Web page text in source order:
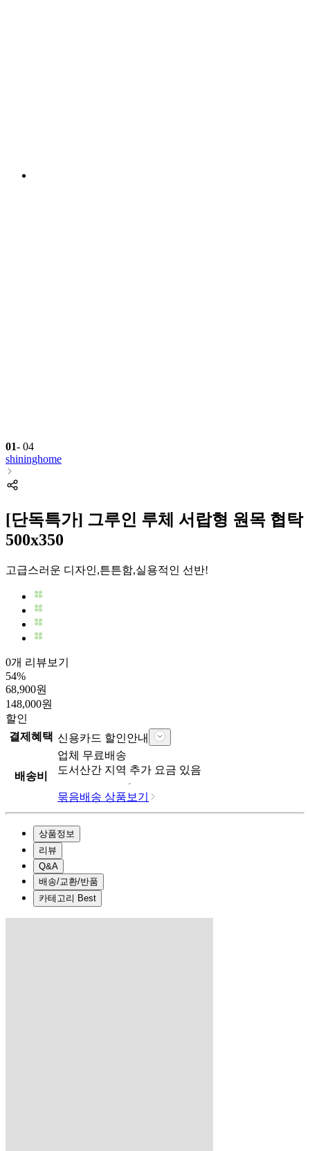
01- 04
shininghome
[단독특가] 그루인 루체 서랍형 원목 협탁
500x350
고급스러운 디자인,튼튼함,실용적인 선반!
0개 리뷰보기
54%
68,900원
148,000원
할인
결제혜택 신용카드 할인안내
배송비
업체 무료배송
도서산간 지역 추가 요금 있음
묶음배송 상품보기
상품정보
리뷰
Q&A
배송/교환/반품
카테고리 Best